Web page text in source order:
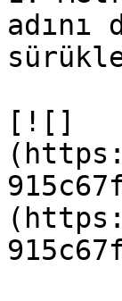
adını
[![]